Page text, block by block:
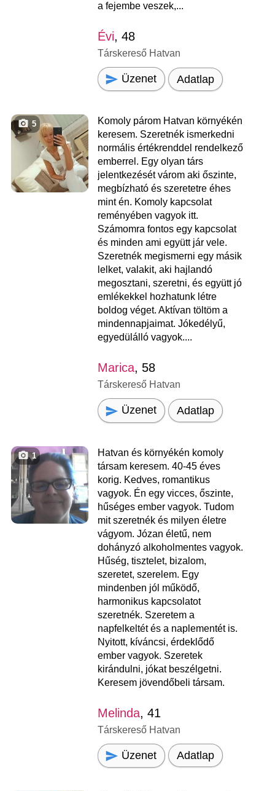
a fejembe veszek,...
Évi, 48
Társkereső Hatvan
Üzenet Adatlap
5
Komoly párom Hatvan környékén
keresem. Szeretnék ismerkedni
normális értékrenddel rendelkező
emberrel. Egy olyan társ
jelentkezését várom aki őszinte,
megbízható és szeretetre éhes
mint én. Komoly kapcsolat
reményében vagyok itt.
Számomra fontos egy kapcsolat
és minden ami együtt jár vele.
Szeretnék megismerni egy másik
lelket, valakit, aki hajlandó
megosztani, szeretni, és együtt jó
emlékekkel hozhatunk létre
boldog véget. Aktívan töltöm a
mindennapjaimat. Jókedélyű,
egyedülálló vagyok....
Marica, 58
Társkereső Hatvan
Üzenet Adatlap
1
Hatvan és környékén komoly
társam keresem. 40-45 éves
korig. Kedves, romantikus
vagyok. Én egy vicces, őszinte,
hűséges ember vagyok. Tudom
mit szeretnék és milyen életre
vágyom. Józan életű, nem
dohányzó alkoholmentes vagyok.
Hűség, tisztelet, bizalom,
szeretet, szerelem. Egy
mindenben jól működő,
harmonikus kapcsolatot
szeretnék. Szeretem a
napfelkeltét és a naplementét is.
Nyitott, kíváncsi, érdeklődő
ember vagyok. Szeretek
kirándulni, jókat beszélgetni.
Keresem jövendőbeli társam.
Melinda, 41
Társkereső Hatvan
Üzenet Adatlap